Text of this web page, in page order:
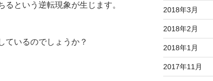
という逆転現象が生じます。
ているのでしょうか？
2018年3月
2018年2月
2018年1月
2017年11月